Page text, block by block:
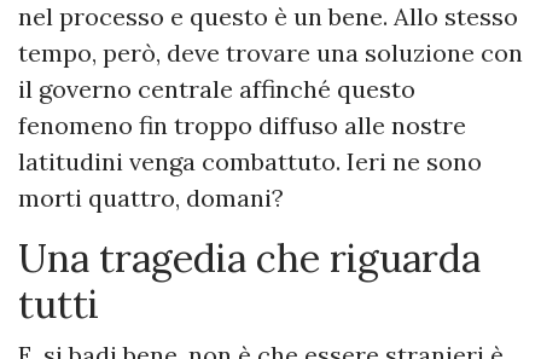
nel processo e questo è un bene. Allo stesso
tempo, però, deve trovare una soluzione con
il governo centrale affinché questo
fenomeno fin troppo diffuso alle nostre
latitudini venga combattuto. Ieri ne sono
morti quattro, domani?
Una tragedia che riguarda
tutti